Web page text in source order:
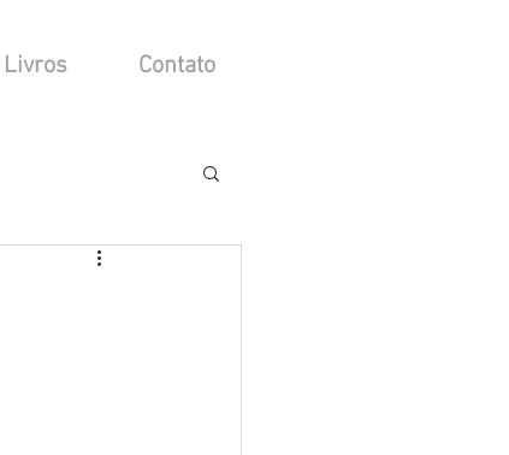
Livros Contato